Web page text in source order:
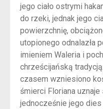
jego ciało ostrymi
do rzeki, jednak jego
powierzchnię,
utopionego odnalazła
imieniem Waleria i
chrześcijańską
czasem wzniesiono
śmierci Floriana uznaje
jednocześnie jego